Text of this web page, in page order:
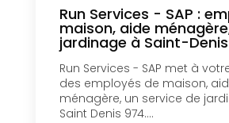
Run Services - SAP :
maison, aide
jardinage à Saint-
Run Services - SAP met à
des employés de maison,
ménagère, un service de
Saint Denis 974....